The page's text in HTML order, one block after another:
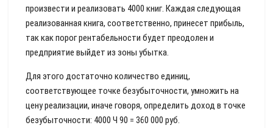
произвести и реализовать 4000 книг. Каждая следующая
реализованная книга, соответственно, принесет прибыль,
так как порог рентабельности будет преодолен и
предприятие выйдет из зоны убытка.
Для этого достаточно количество единиц,
соответствующее точке безубыточности, умножить на
цену реализации, иначе говоря, определить доход в точке
безубыточности: 4000 Ч 90 = 360 000 руб.